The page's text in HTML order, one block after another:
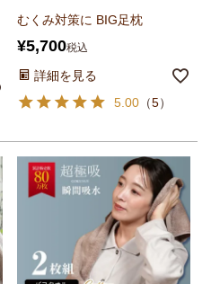
むくみ対策に BIG足枕
¥5,700税込
詳細を見る
5.00 （5）